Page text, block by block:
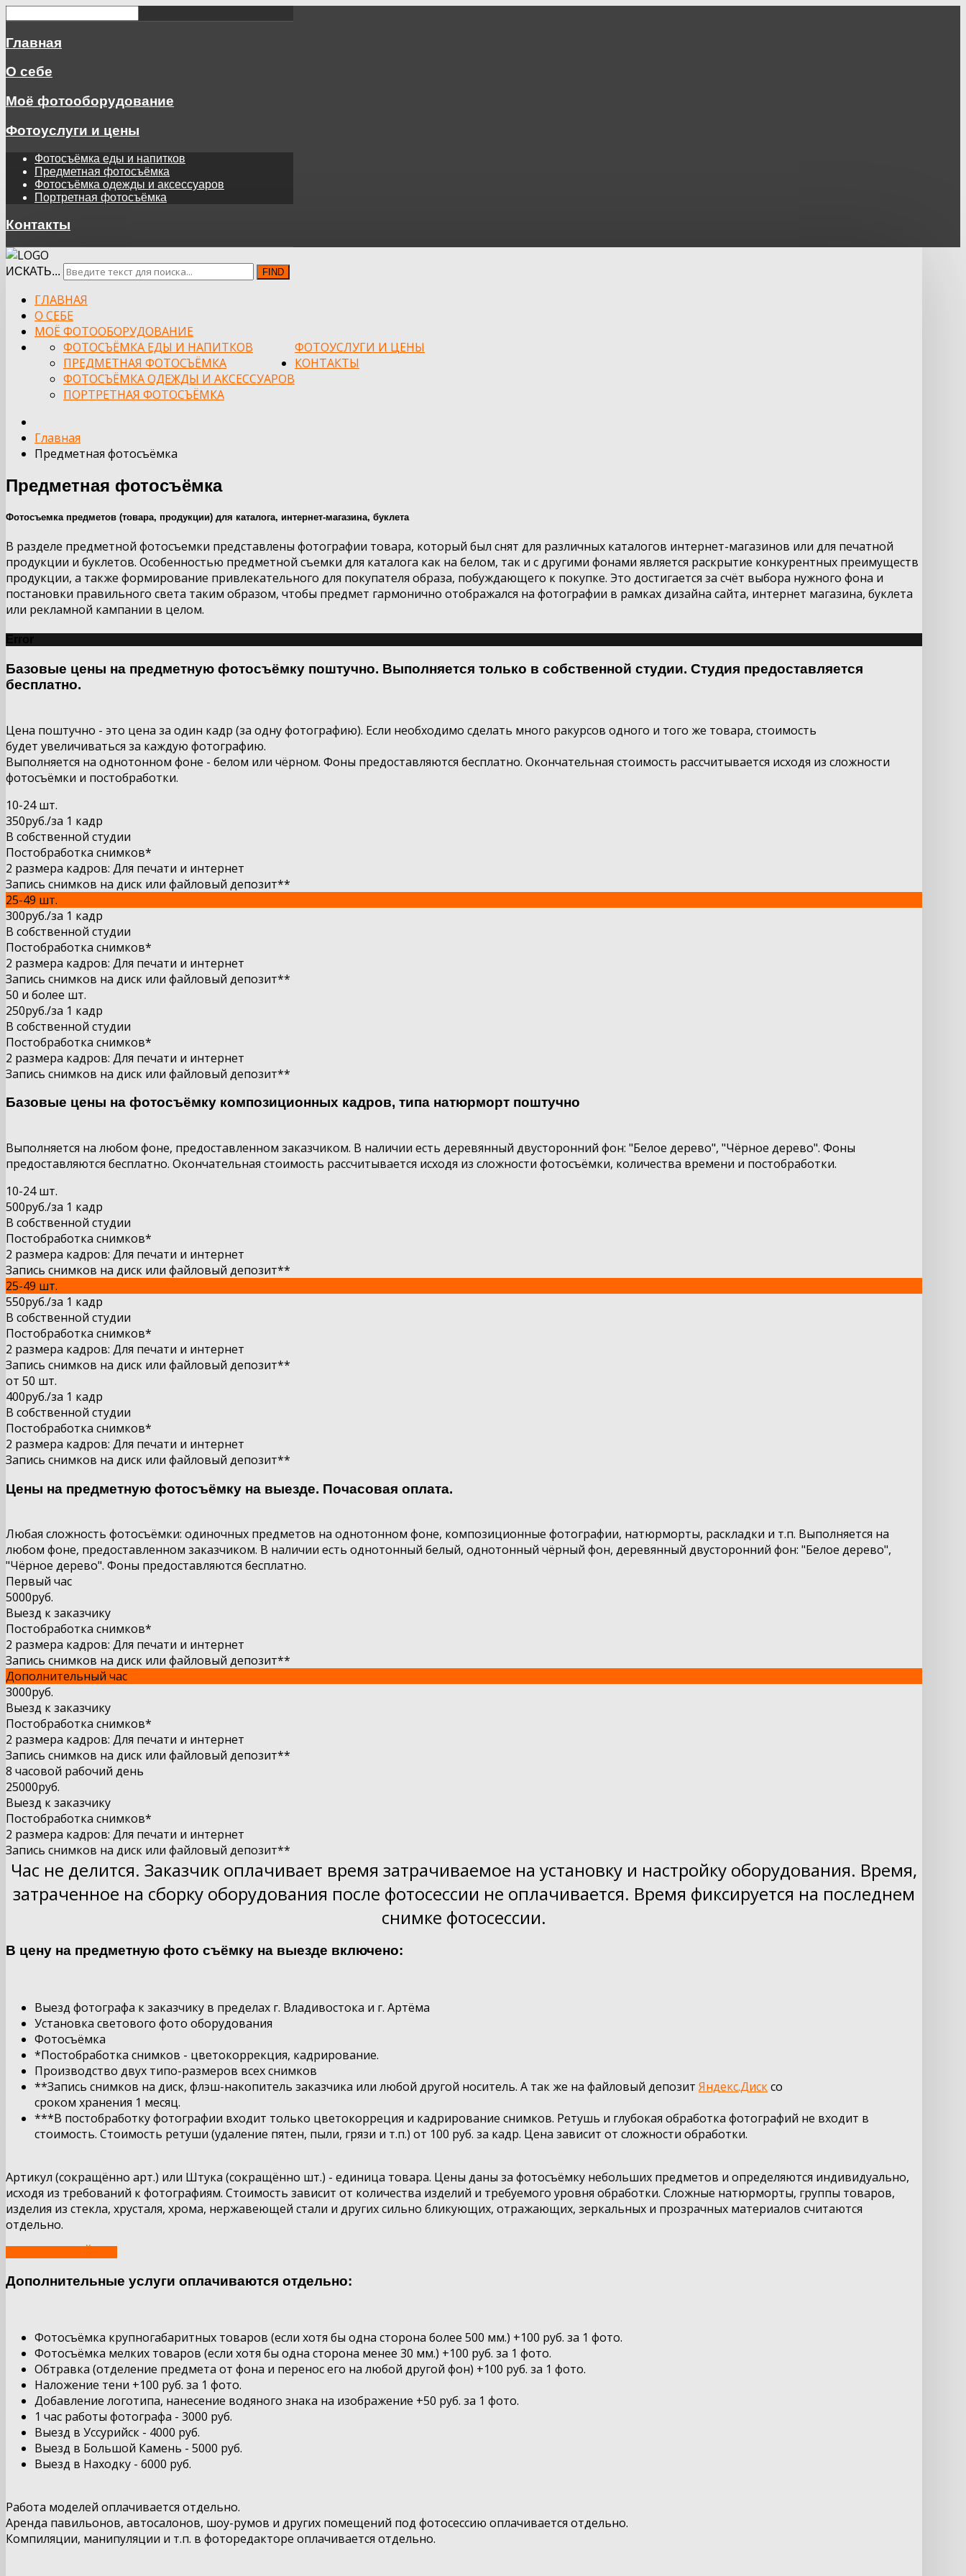
Главная
О себе
Моё фотооборудование
Фотоуслуги и цены
Фотосъёмка еды и напитков
Предметная фотосъёмка
Фотосъёмка одежды и аксессуаров
Портретная фотосъёмка
Контакты
ИСКАТЬ... FIND
ГЛАВНАЯ
О СЕБЕ
МОЁ ФОТООБОРУДОВАНИЕ
ФОТОУСЛУГИ И ЦЕНЫ
ФОТОСЪЁМКА ЕДЫ И НАПИТКОВ
ПРЕДМЕТНАЯ ФОТОСЪЁМКА
ФОТОСЪЁМКА ОДЕЖДЫ И АКСЕССУАРОВ
ПОРТРЕТНАЯ ФОТОСЪЁМКА
КОНТАКТЫ
Главная
Предметная фотосъёмка
Предметная фотосъёмка
Фотосъемка предметов (товара, продукции) для каталога, интернет-магазина, буклета
В разделе предметной фотосъемки представлены фотографии товара, который был снят для различных каталогов интернет-магазинов или для печатной
продукции и буклетов. Особенностью предметной съемки для каталога как на белом, так и с другими фонами является раскрытие конкурентных преимуществ
продукции, а также формирование привлекательного для покупателя образа, побуждающего к покупке. Это достигается за счёт выбора нужного фона и
постановки правильного света таким образом, чтобы предмет гармонично отображался на фотографии в рамках дизайна сайта, интернет магазина, буклета
или рекламной кампании в целом.
Базовые цены на предметную фотосъёмку поштучно. Выполняется только в собственной студии. Студия предоставляется
бесплатно.
Цена поштучно - это цена за один кадр (за одну фотографию). Если необходимо сделать много ракурсов одного и того же товара, стоимость
будет увеличиваться за каждую фотографию.
Выполняется на однотонном фоне - белом или чёрном. Фоны предоставляются бесплатно. Окончательная стоимость рассчитывается исходя из сложности
фотосъёмки и постобработки.
10-24 шт.
350руб./за 1 кадр
В собственной студии
Постобработка снимков*
2 размера кадров: Для печати и интернет
Запись снимков на диск или файловый депозит**
25-49 шт.
300руб./за 1 кадр
В собственной студии
Постобработка снимков*
2 размера кадров: Для печати и интернет
Запись снимков на диск или файловый депозит**
50 и более шт.
250руб./за 1 кадр
В собственной студии
Постобработка снимков*
2 размера кадров: Для печати и интернет
Запись снимков на диск или файловый депозит**
Базовые цены на фотосъёмку композиционных кадров, типа натюрморт поштучно
Выполняется на любом фоне, предоставленном заказчиком. В наличии есть деревянный двусторонний фон: "Белое дерево", "Чёрное дерево". Фоны
предоставляются бесплатно. Окончательная стоимость рассчитывается исходя из сложности фотосъёмки, количества времени и постобработки.
10-24 шт.
500руб./за 1 кадр
В собственной студии
Постобработка снимков*
2 размера кадров: Для печати и интернет
Запись снимков на диск или файловый депозит**
25-49 шт.
550руб./за 1 кадр
В собственной студии
Постобработка снимков*
2 размера кадров: Для печати и интернет
Запись снимков на диск или файловый депозит**
от 50 шт.
400руб./за 1 кадр
В собственной студии
Постобработка снимков*
2 размера кадров: Для печати и интернет
Запись снимков на диск или файловый депозит**
Цены на предметную фотосъёмку на выезде. Почасовая оплата.
Любая сложность фотосъёмки: одиночных предметов на однотонном фоне, композиционные фотографии, натюрморты, раскладки и т.п. Выполняется на
любом фоне, предоставленном заказчиком. В наличии есть однотонный белый, однотонный чёрный фон, деревянный двусторонний фон: "Белое дерево",
"Чёрное дерево". Фоны предоставляются бесплатно.
Первый час
5000руб.
Выезд к заказчику
Постобработка снимков*
2 размера кадров: Для печати и интернет
Запись снимков на диск или файловый депозит**
Дополнительный час
3000руб.
Выезд к заказчику
Постобработка снимков*
2 размера кадров: Для печати и интернет
Запись снимков на диск или файловый депозит**
8 часовой рабочий день
25000руб.
Выезд к заказчику
Постобработка снимков*
2 размера кадров: Для печати и интернет
Запись снимков на диск или файловый депозит**
Час не делится. Заказчик оплачивает время затрачиваемое на установку и настройку оборудования. Время,
затраченное на сборку оборудования после фотосессии не оплачивается. Время фиксируется на последнем
снимке фотосессии.
В цену на предметную фото съёмку на выезде включено:
Выезд фотографа к заказчику в пределах г. Владивостока и г. Артёма
Установка светового фото оборудования
Фотосъёмка
*Постобработка снимков - цветокоррекция, кадрирование.
Производство двух типо-размеров всех снимков
**Запись снимков на диск, флэш-накопитель заказчика или любой другой носитель. А так же на файловый депозит Яндекс.Дисксо
сроком хранения 1 месяц.
***В постобработку фотографии входит только цветокорреция и кадрирование снимков. Ретушь и глубокая обработка фотографий не входит в
стоимость. Стоимость ретуши (удаление пятен, пыли, грязи и т.п.) от 100 руб. за кадр. Цена зависит от сложности обработки.
Артикул (сокращённо арт.) или Штука (сокращённо шт.) - единица товара. Цены даны за фотосъёмку небольших предметов и определяются индивидуально,
исходя из требований к фотографиям. Стоимость зависит от количества изделий и требуемого уровня обработки. Сложные натюрморты, группы товаров,
изделия из стекла, хрусталя, хрома, нержавеющей стали и других сильно бликующих, отражающих, зеркальных и прозрачных материалов считаются
отдельно.
Дополнительные услуги оплачиваются отдельно:
Фотосъёмка крупногабаритных товаров (если хотя бы одна сторона более 500 мм.) +100 руб. за 1 фото.
Фотосъёмка мелких товаров (если хотя бы одна сторона менее 30 мм.) +100 руб. за 1 фото.
Обтравка (отделение предмета от фона и перенос его на любой другой фон) +100 руб. за 1 фото.
Наложение тени +100 руб. за 1 фото.
Добавление логотипа, нанесение водяного знака на изображение +50 руб. за 1 фото.
1 час работы фотографа - 3000 руб.
Выезд в Уссурийск - 4000 руб.
Выезд в Большой Камень - 5000 руб.
Выезд в Находку - 6000 руб.
Работа моделей оплачивается отдельно.
Аренда павильонов, автосалонов, шоу-румов и других помещений под фотосессию оплачивается отдельно.
Компиляции, манипуляции и т.п. в фоторедакторе оплачивается отдельно.